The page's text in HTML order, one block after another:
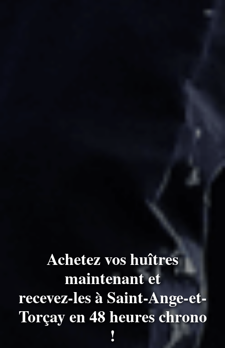
Achetez vos huîtres
maintenant et
recevez-les à Saint-Ange-et-
Torçay en 48 heures chrono
!